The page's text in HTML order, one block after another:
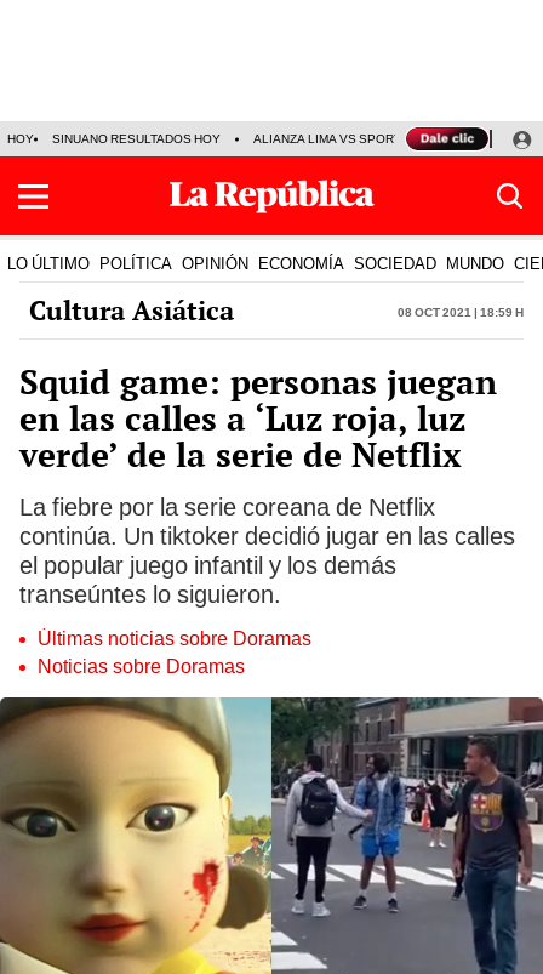
HOY SINUANO RESULTADOS HOY ALIANZA LIMA VS SPORT BOYS JORGE
LO ÚLTIMO POLÍTICA OPINIÓN ECONOMÍA SOCIEDAD MUNDO
Cultura Asiática 08 Oct 2021 | 18:59 h
Squid game: personas juegan
en las calles a ‘Luz roja, luz
verde’ de la serie de Netflix
La fiebre por la serie coreana de Netflix
continúa. Un tiktoker decidió jugar en las calles
el popular juego infantil y los demás
transeúntes lo siguieron.
Últimas noticias sobre Doramas
Noticias sobre Doramas